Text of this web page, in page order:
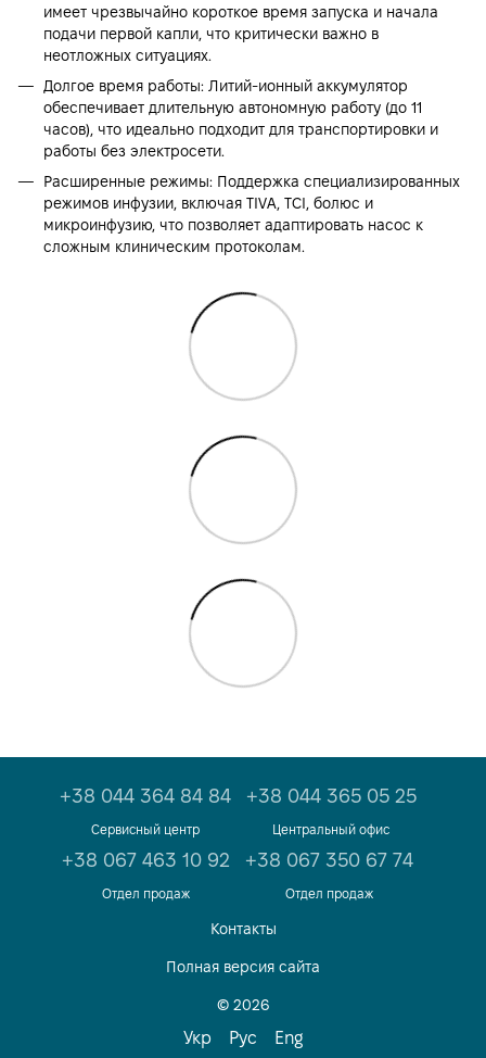
имеет чрезвычайно короткое время запуска и начала
подачи первой капли, что критически важно в
неотложных ситуациях.
Долгое время работы: Литий-ионный аккумулятор
обеспечивает длительную автономную работу (до 11
часов), что идеально подходит для транспортировки и
работы без электросети.
Расширенные режимы: Поддержка специализированных
режимов инфузии, включая TIVA, TCI, болюс и
микроинфузию, что позволяет адаптировать насос к
сложным клиническим протоколам.
+38 044 364 84 84
Сервисный центр
+38 044 365 05 25
Центральный офис
+38 067 463 10 92
Отдел продаж
+38 067 350 67 74
Отдел продаж
Контакты
Полная версия сайта
© 2026
Укр Рус Eng